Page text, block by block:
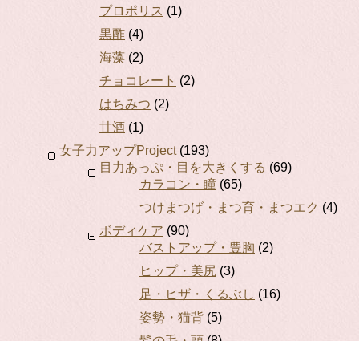
プロポリス (1)
黒酢 (4)
海藻 (2)
チョコレート (2)
はちみつ (2)
甘酒 (1)
女子力アップProject(193)
目力あっぷ・目を大きくする (69)
カラコン・瞳 (65)
つけまつげ・まつ育・まつエク (4)
ボディケア (90)
バストアップ・豊胸 (2)
ヒップ・美尻 (3)
足・ヒザ・くるぶし (16)
姿勢・猫背 (5)